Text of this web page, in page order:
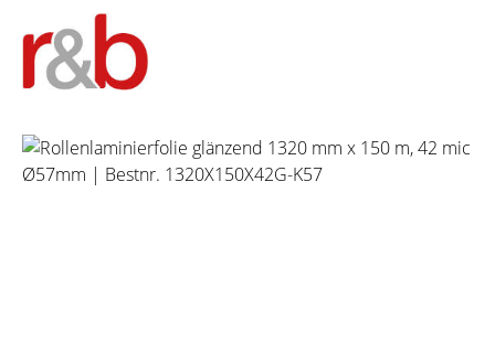
Bildergalerie überspringen